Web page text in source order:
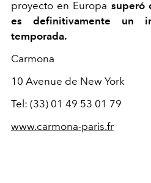
proyecto en Europa superó
es definitivamente un
temporada.
Carmona
10 Avenue de New York
Tel: (33) 01 49 53 01 79
www.carmona-paris.fr